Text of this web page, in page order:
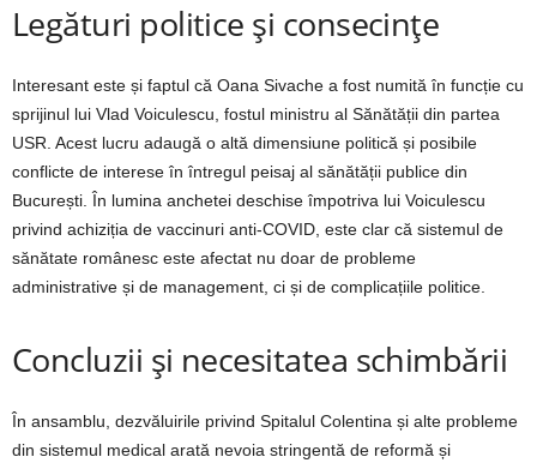
Legături politice și consecințe
Interesant este și faptul că Oana Sivache a fost numită în funcție cu
sprijinul lui Vlad Voiculescu, fostul ministru al Sănătății din partea
USR. Acest lucru adaugă o altă dimensiune politică și posibile
conflicte de interese în întregul peisaj al sănătății publice din
București. În lumina anchetei deschise împotriva lui Voiculescu
privind achiziția de vaccinuri anti-COVID, este clar că sistemul de
sănătate românesc este afectat nu doar de probleme
administrative și de management, ci și de complicațiile politice.
Concluzii și necesitatea schimbării
În ansamblu, dezvăluirile privind Spitalul Colentina și alte probleme
din sistemul medical arată nevoia stringentă de reformă și